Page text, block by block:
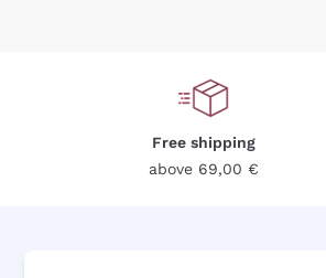
Free shipping
above 69,00 €